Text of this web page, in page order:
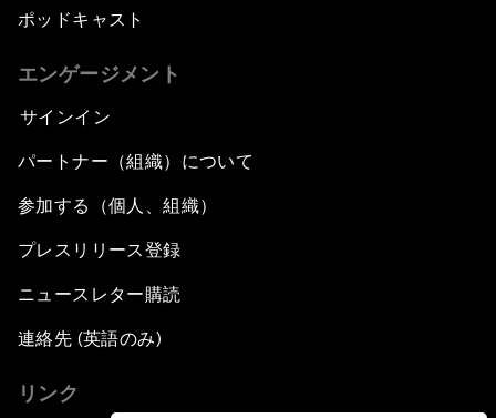
ポッドキャスト
エンゲージメント
サインイン
パートナー（組織）について
参加する（個人、組織）
プレスリリース登録
ニュースレター購読
連絡先 (英語のみ)
リンク